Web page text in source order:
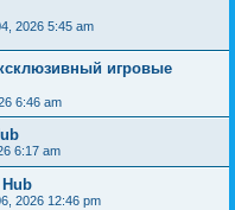
2026 5:45 am
игровые
6:46 am
6:17 am
2026 12:46 pm